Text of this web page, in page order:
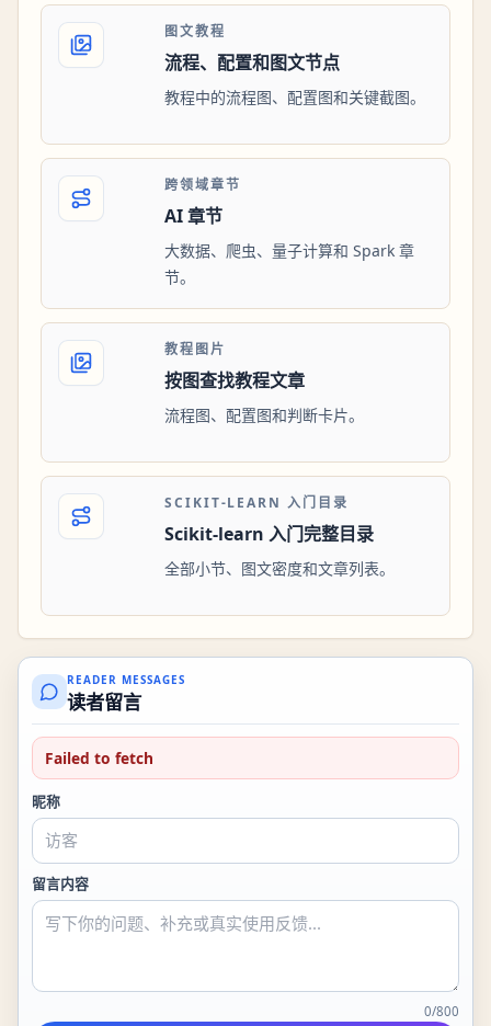
图文教程
流程、配置和图文节点
教程中的流程图、配置图和关键截图。
跨领域章节
AI 章节
大数据、爬虫、量子计算和 Spark 章
节。
教程图片
按图查找教程文章
流程图、配置图和判断卡片。
SCIKIT-LEARN 入门目录
Scikit-learn 入门完整目录
全部小节、图文密度和文章列表。
READER MESSAGES
读者留言
Failed to fetch
昵称
留言内容
0/800